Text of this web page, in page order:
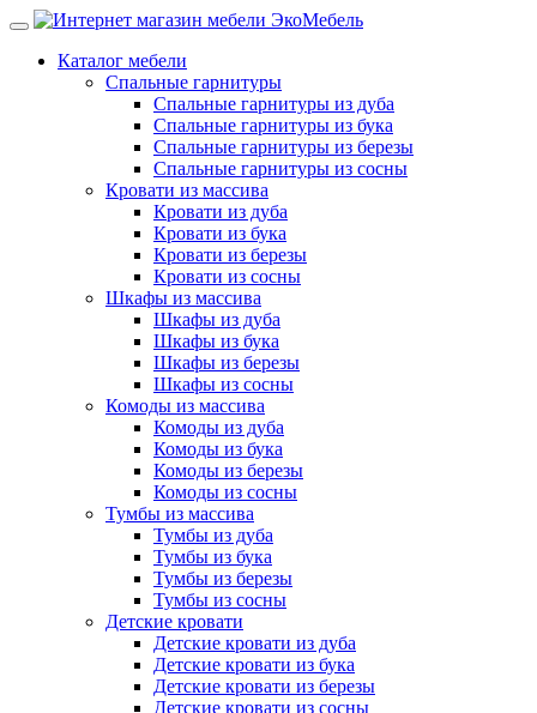
Каталог мебели
Спальные гарнитуры
Спальные гарнитуры из дуба
Спальные гарнитуры из бука
Спальные гарнитуры из березы
Спальные гарнитуры из сосны
Кровати из массива
Кровати из дуба
Кровати из бука
Кровати из березы
Кровати из сосны
Шкафы из массива
Шкафы из дуба
Шкафы из бука
Шкафы из березы
Шкафы из сосны
Комоды из массива
Комоды из дуба
Комоды из бука
Комоды из березы
Комоды из сосны
Тумбы из массива
Тумбы из дуба
Тумбы из бука
Тумбы из березы
Тумбы из сосны
Детские кровати
Детские кровати из дуба
Детские кровати из бука
Детские кровати из березы
Детские кровати из сосны